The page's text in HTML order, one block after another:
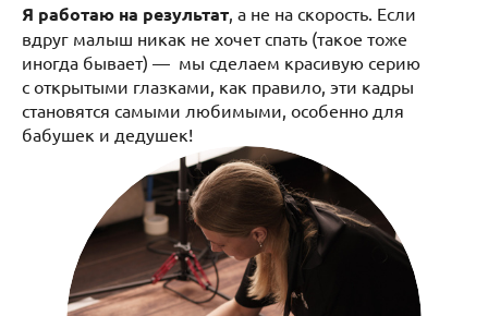
Я работаю на результат , а не на скорость. Если
вдруг малыш никак не хочет спать (такое тоже
иногда бывает) — мы сделаем красивую серию
с открытыми глазками, как правило, эти кадры
становятся самыми любимыми, особенно для
бабушек и дедушек!